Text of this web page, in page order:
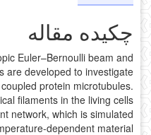
چکیده مقاله
Euler–Bernoulli beam and
are developed to investigate
protein microtubules.
filaments in the living cells
network, which is simulated
dependent material